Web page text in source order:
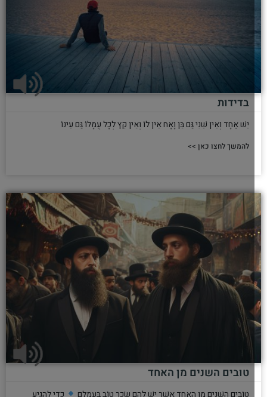
בדידות
יֵשׁ אֶחָד וְאֵין שֵׁנִי גַּם בֵּן וָאָח אֵין לוֹ וְאֵין קֵץ לְכָל עֲמָלוֹ גַּם עֵינוֹ
להמשך לחצו כאן >>
טובים השנים מן האחד
טוֹבִים הַשְּׁנַיִם מִן הָאֶחָד אֲשֶׁר יֵשׁ לָהֶם שָׂכָר טוֹב בַּעֲמָלָם
כדי להגיע